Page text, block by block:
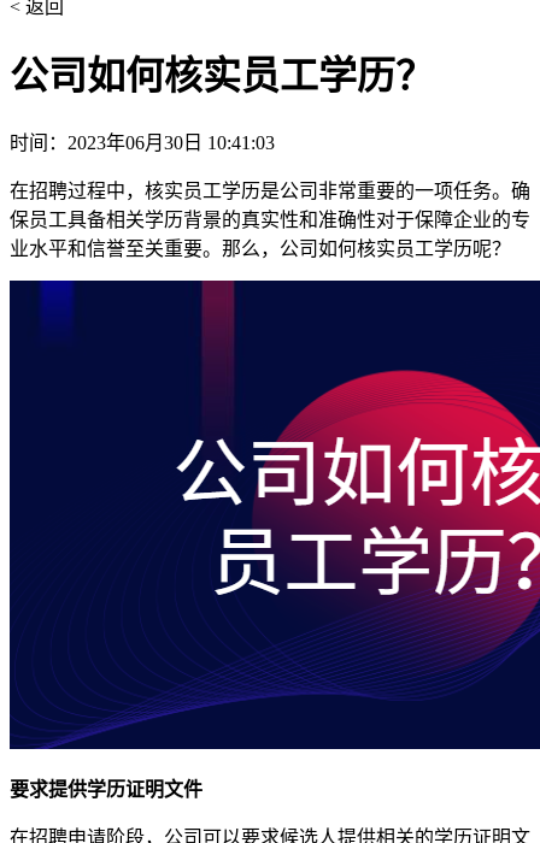
< 返回
公司如何核实员工学历？
时间：2023年06月30日 10:41:03
在招聘过程中，核实员工学历是公司非常重要的一项任务。确
保员工具备相关学历背景的真实性和准确性对于保障企业的专
业水平和信誉至关重要。那么，公司如何核实员工学历呢？
要求提供学历证明文件
在招聘申请阶段，公司可以要求候选人提供相关的学历证明文